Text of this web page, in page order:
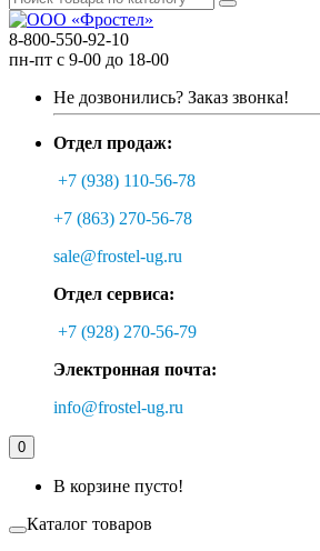
8-800-550-92-10
пн-пт с 9-00 до 18-00
Не дозвонились? Заказ звонка!
Отдел продаж:
+7 (938) 110-56-78
+7 (863) 270-56-78
sale@frostel-ug.ru
Отдел сервиса:
+7 (928) 270-56-79
Электронная почта:
info@frostel-ug.ru
0
В корзине пусто!
Каталог товаров